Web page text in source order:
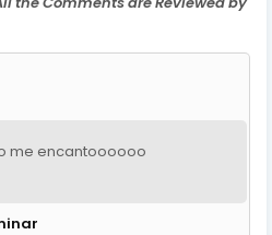
me encantoooooo